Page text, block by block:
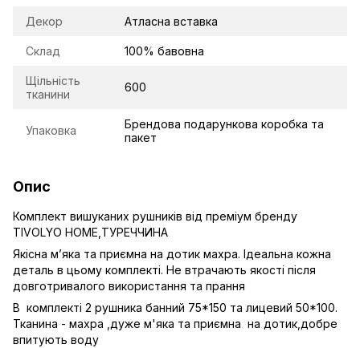
Декор Атласна вставка
Склад 100% бавовна
Щільність
тканини
600
Упаковка
Брендова подарункова коробка та
пакет
Опис
Комплект вишуканих рушників від преміум бренду
TIVOLYO HOME,ТУРЕЧЧИНА
Якісна мʼяка та приємна на дотик махра. Ідеальна кожна
деталь в цьому комплекті. Не втрачають якості після
довготривалого використання та прання
В комплекті 2 рушника банний 75*150 та лицевий 50*100.
Тканина - махра ,дуже м'яка та приємна на дотик,добре
впитують воду